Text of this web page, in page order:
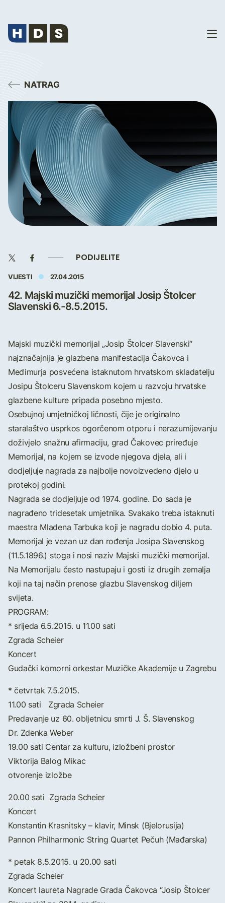
NATRAG
PODIJELITE
VIJESTI 27.04.2015
42. Majski muzički memorijal Josip Štolcer
Slavenski 6.-8.5.2015.
Majski muzički memorijal „Josip Štolcer Slavenski“
najznačajnija je glazbena manifestacija Čakovca i
Međimurja posvećena istaknutom hrvatskom skladatelju
Josipu Štolceru Slavenskom kojem u razvoju hrvatske
glazbene kulture pripada posebno mjesto.
Osebujnoj umjetničkoj ličnosti, čije je originalno
staralaštvo usprkos ogorčenom otporu i nerazumijevanju
doživjelo snažnu afirmaciju, grad Čakovec priređuje
Memorijal, na kojem se izvode njegova djela, ali i
dodjeljuje nagrada za najbolje novoizvedeno djelo u
protekoj godini.
Nagrada se dodjeljuje od 1974. godine. Do sada je
nagrađeno tridesetak umjetnika. Svakako treba istaknuti
maestra Mladena Tarbuka koji je nagradu dobio 4. puta.
Memorijal je vezan uz dan rođenja Josipa Slavenskog
(11.5.1896.) stoga i nosi naziv Majski muzički memorijal.
Na Memorijalu često nastupaju i gosti iz drugih zemalja
koji na taj način prenose glazbu Slavenskog diljem
svijeta.
PROGRAM:
* srijeda 6.5.2015. u 11.00 sati
Zgrada Scheier
Koncert
Gudački komorni orkestar Muzičke Akademije u Zagrebu
* četvrtak 7.5.2015.
11.00 sati Zgrada Scheier
Predavanje uz 60. obljetnicu smrti J. Š. Slavenskog
Dr. Zdenka Weber
19.00 sati Centar za kulturu, izložbeni prostor
Viktorija Balog Mikac
otvorenje izložbe
20.00 sati Zgrada Scheier
Koncert
Konstantin Krasnitsky – klavir, Minsk (Bjelorusija)
Pannon Philharmonic String Quartet Pečuh (Mađarska)
* petak 8.5.2015. u 20.00 sati
Zgrada Scheier
Koncert laureta Nagrade Grada Čakovca “Josip Štolcer